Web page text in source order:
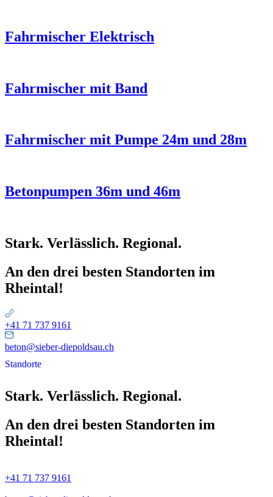
Fahrmischer Elektrisch
Fahrmischer mit Band
Fahrmischer mit Pumpe 24m und 28m
Betonpumpen 36m und 46m
Stark. Verlässlich. Regional.
An den drei besten Standorten im
Rheintal!
+41 71 737 9161
beton@sieber-diepoldsau.ch
Standorte
Stark. Verlässlich. Regional.
An den drei besten Standorten im
Rheintal!
+41 71 737 9161